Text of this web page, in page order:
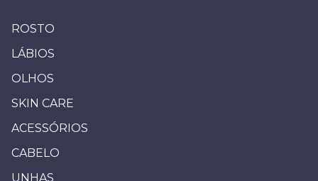
ROSTO
LÁBIOS
OLHOS
SKIN CARE
ACESSÓRIOS
CABELO
UNHAS